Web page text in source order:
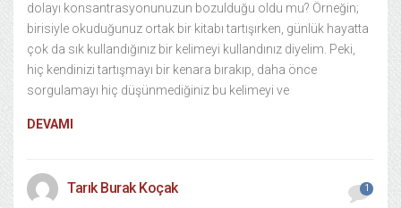
dolayı konsantrasyonunuzun bozulduğu oldu mu? Örneğin;
birisiyle okuduğunuz ortak bir kitabı tartışırken, günlük hayatta
çok da sık kullandığınız bir kelimeyi kullandınız diyelim. Peki,
hiç kendinizi tartışmayı bir kenara bırakıp, daha önce
sorgulamayı hiç düşünmediğiniz bu kelimeyi ve
DEVAMI
Tarık Burak Koçak 1